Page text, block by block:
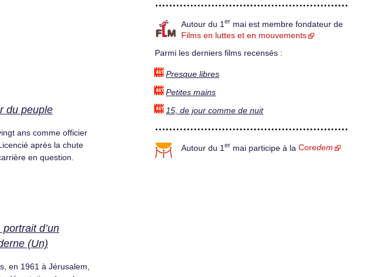
du peuple
ans comme officier
après la chute
en question.
d’un
(Un)
en 1961 à Jérusalem,
Autour du 1 er mai est membre fondateur de
Films en luttes et en mouvements
Parmi les derniers films recensés :
Presque libres
Petites mains
15, de jour comme de nuit
Autour du 1 er mai participe à la Coredem